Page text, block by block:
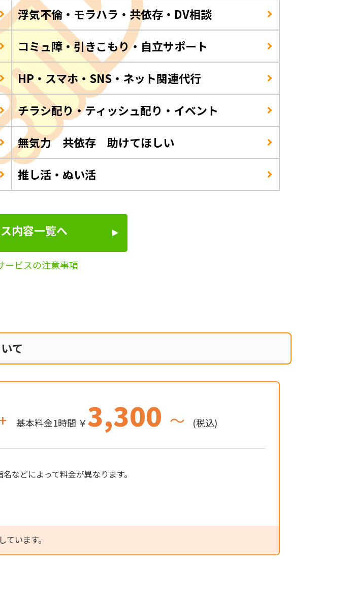
浮気不倫・モラハラ・共依存・DV相談
コミュ障・引きこもり・自立サポート
HP・スマホ・SNS・ネット関連代行
チラシ配り・ティッシュ配り・イベント
無気力 共依存 助けてほしい
推し活・ぬい活
内容一覧へ
ービスの注意事項
て
基本料金1時間 ￥3,300 ～ (税込)
などによって料金が異なります。
います。